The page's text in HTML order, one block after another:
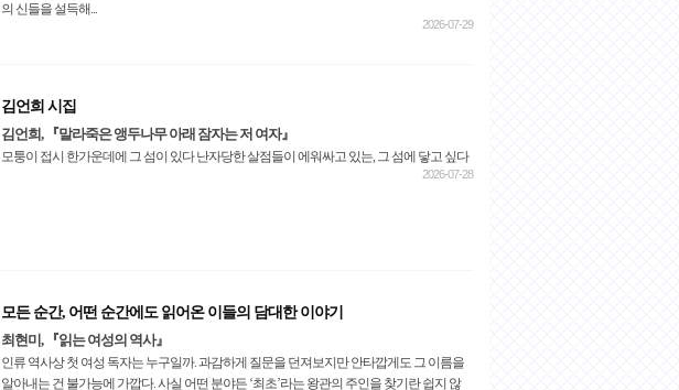
의 신들을 설득해...
2026-07-29
김언희 시집
김언희, 『말라죽은 앵두나무 아래 잠자는 저 여자』
모퉁이 접시 한가운데에 그 섬이 있다 난자당한 살점들이 에워싸고 있는, 그 섬에 닿고 싶다
2026-07-28
모든 순간, 어떤 순간에도 읽어온 이들의 담대한 이야기
최현미, 『읽는 여성의 역사』
인류 역사상 첫 여성 독자는 누구일까. 과감하게 질문을 던져보지만 안타깝게도 그 이름을
알아내는 건 불가능에 가깝다. 사실 어떤 분야든 ‘최초’라는 왕관의 주인을 찾기란 쉽지 않